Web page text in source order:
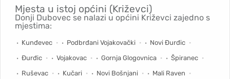
Mjesta u istoj općini (Križevci)
Donji Dubovec se nalazi u općini Križevci zajedno s
mjestima:
Kunđevec Podbrđani Vojakovački
Novi Đurđic
Đurđic
Vojakovac Gornja Glogovnica
Špiranec
Ruševac
Kučari Novi Bošnjani
Mali Raven